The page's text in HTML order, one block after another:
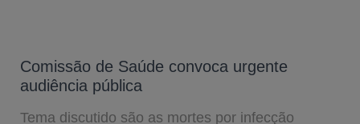
Comissão de Saúde convoca urgente
audiência pública
Tema discutido são as mortes por infecção